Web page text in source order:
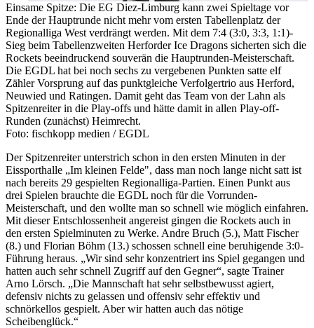
Einsame Spitze: Die EG Diez-Limburg kann zwei Spieltage vor
Ende der Hauptrunde nicht mehr vom ersten Tabellenplatz der
Regionalliga West verdrängt werden. Mit dem 7:4 (3:0, 3:3, 1:1)-
Sieg beim Tabellenzweiten Herforder Ice Dragons sicherten sich die
Rockets beeindruckend souverän die Hauptrunden-Meisterschaft.
Die EGDL hat bei noch sechs zu vergebenen Punkten satte elf
Zähler Vorsprung auf das punktgleiche Verfolgertrio aus Herford,
Neuwied und Ratingen. Damit geht das Team von der Lahn als
Spitzenreiter in die Play-offs und hätte damit in allen Play-off-
Runden (zunächst) Heimrecht.
Foto: fischkopp medien / EGDL
Der Spitzenreiter unterstrich schon in den ersten Minuten in der
Eissporthalle „Im kleinen Felde", dass man noch lange nicht satt ist
nach bereits 29 gespielten Regionalliga-Partien. Einen Punkt aus
drei Spielen brauchte die EGDL noch für die Vorrunden-
Meisterschaft, und den wollte man so schnell wie möglich einfahren.
Mit dieser Entschlossenheit angereist gingen die Rockets auch in
den ersten Spielminuten zu Werke. Andre Bruch (5.), Matt Fischer
(8.) und Florian Böhm (13.) schossen schnell eine beruhigende 3:0-
Führung heraus. „Wir sind sehr konzentriert ins Spiel gegangen und
hatten auch sehr schnell Zugriff auf den Gegner“, sagte Trainer
Arno Lörsch. „Die Mannschaft hat sehr selbstbewusst agiert,
defensiv nichts zu gelassen und offensiv sehr effektiv und
schnörkellos gespielt. Aber wir hatten auch das nötige
Scheibenglück.“